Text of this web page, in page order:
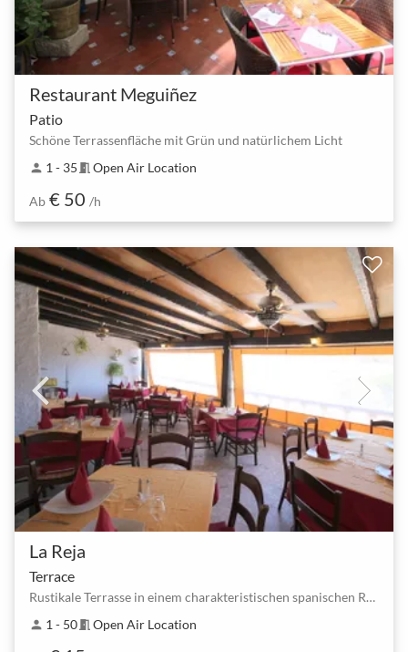
Restaurant Meguiñez
Patio
Schöne Terrassenfläche mit Grün und natürlichem Licht
person 1 - 35 meeting_room Open Air Location
Ab € 50 /h
La Reja
Terrace
Rustikale Terrasse in einem charakteristischen spanischen Restaurant zu mieten
person 1 - 50meeting_room Open Air Location